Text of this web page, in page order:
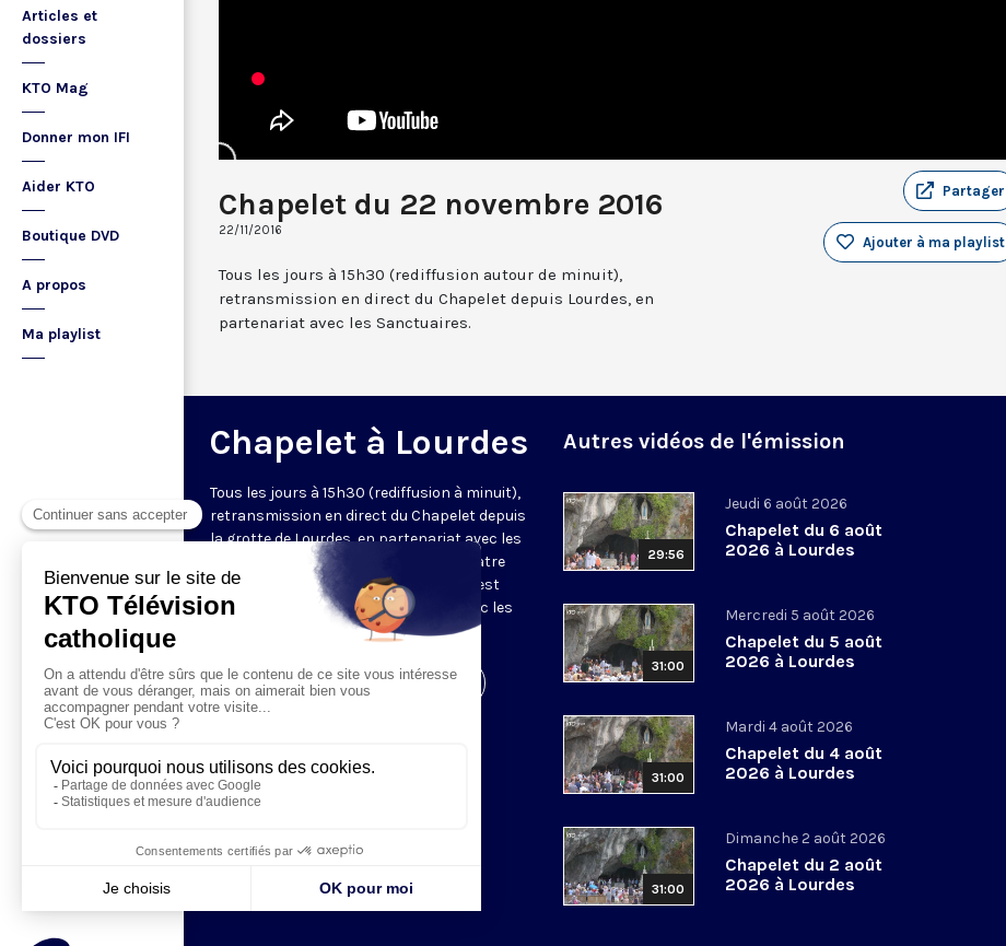
Articles et
dossiers
KTO Mag
Donner mon IFI
Aider KTO
Boutique DVD
A propos
Ma playlist
Chapelet du 22 novembre 2016
22/11/2016
Partager
Ajouter à ma playlist
Tous les jours à 15h30 (rediffusion autour de minuit),
retransmission en direct du Chapelet depuis Lourdes, en
partenariat avec les Sanctuaires.
Chapelet à Lourdes
Tous les jours à 15h30 (rediffusion à minuit),
retransmission en direct du Chapelet depuis
la grotte de Lourdes, en partenariat avec les
Sanctuaires. Chaque jour, l'une des quatre
méditations des mystères du Rosaire est
proposée en communion de prière avec les
Visiter la page de l'émission
Autres vidéos de l'émission
29:56
Jeudi 6 août 2026
Chapelet du 6 août
2026 à Lourdes
31:00
Mercredi 5 août 2026
Chapelet du 5 août
2026 à Lourdes
31:00
Mardi 4 août 2026
Chapelet du 4 août
2026 à Lourdes
31:00
Dimanche 2 août 2026
Chapelet du 2 août
2026 à Lourdes